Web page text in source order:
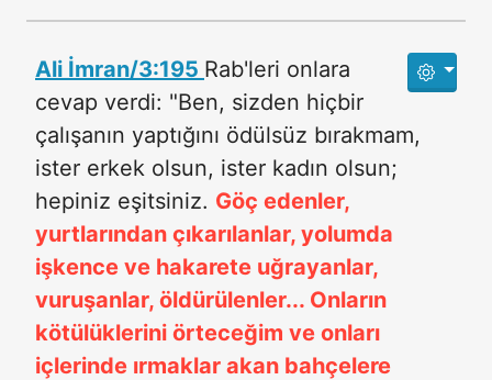
Ali İmran/3:195 Rab'leri onlara
cevap verdi: "Ben, sizden hiçbir
çalışanın yaptığını ödülsüz bırakmam,
ister erkek olsun, ister kadın olsun;
hepiniz eşitsiniz. Göç edenler,
yurtlarından çıkarılanlar, yolumda
işkence ve hakarete uğrayanlar,
vuruşanlar, öldürülenler... Onların
kötülüklerini örteceğim ve onları
içlerinde ırmaklar akan bahçelere